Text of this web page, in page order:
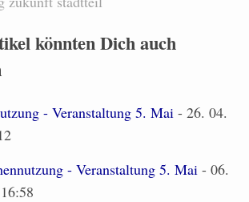
könnten Dich auch
- Veranstaltung 5. Mai - 26. 04.
- Veranstaltung 5. Mai - 06.